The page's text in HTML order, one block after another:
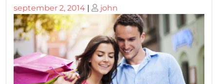
Geplaatst
op
september 2, 2014 | Geplaatst
john